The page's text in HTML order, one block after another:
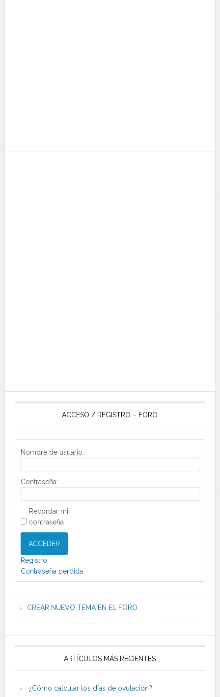
ACCESO / REGISTRO – FORO
Nombre de usuario:
Contraseña:
Recordar mi
contraseña
ACCEDER
Registro
Contraseña perdida
CREAR NUEVO TEMA EN EL FORO
ARTÍCULOS MÁS RECIENTES
¿Cómo calcular los días de ovulación?